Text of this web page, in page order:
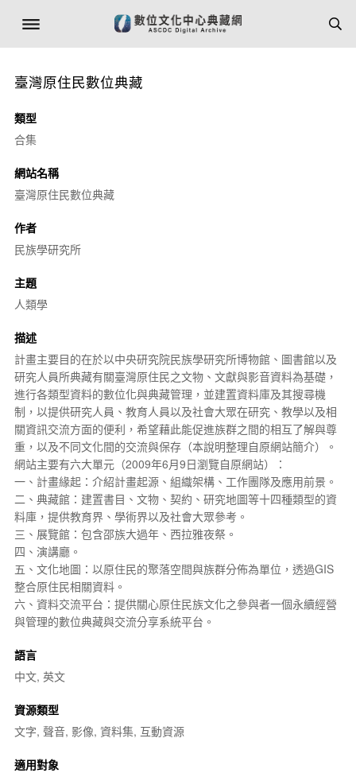
臺灣原住民數位典藏
類型
合集
網站名稱
臺灣原住民數位典藏
作者
民族學研究所
主題
人類學
描述
計畫主要目的在於以中央研究院民族學研究所博物館、圖書館以及
研究人員所典藏有關臺灣原住民之文物、文獻與影音資料為基礎，
進行各類型資料的數位化與典藏管理，並建置資料庫及其搜尋機
制，以提供研究人員、教育人員以及社會大眾在研究、教學以及相
關資訊交流方面的便利，希望藉此能促進族群之間的相互了解與尊
重，以及不同文化間的交流與保存（本說明整理自原網站簡介）。
網站主要有六大單元（2009年6月9日瀏覽自原網站）：
一、計畫緣起：介紹計畫起源、組織架構、工作團隊及應用前景。
二、典藏館：建置書目 、文物、契約、研究地圖等十四種類型的資
料庫，提供教育界、學術界以及社會大眾參考。
三、展覽館：包含邵族大過年、 西拉雅夜祭。
四、演講廳。
五、文化地圖：以原住民的聚落空間與族群分佈為單位，透過GIS
整合原住民相關資料。
六、資料交流平台：提供關心原住民族文化之參與者一個永續經營
與管理的數位典藏與交流分享系統平台。
語言
中文, 英文
資源類型
文字, 聲音, 影像, 資料集, 互動資源
適用對象